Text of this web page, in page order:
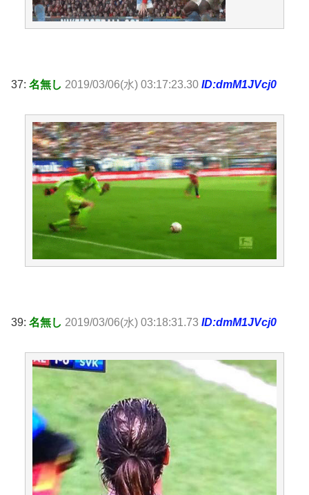
37: 名無し 2019/03/06(水) 03:17:23.30 ID:dmM1JVcj0
39: 名無し 2019/03/06(水) 03:18:31.73 ID:dmM1JVcj0